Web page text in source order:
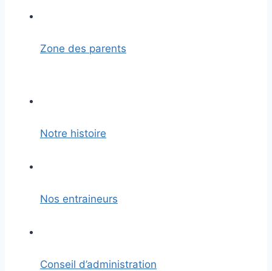
Zone des parents
Notre histoire
Nos entraineurs
Conseil d’administration